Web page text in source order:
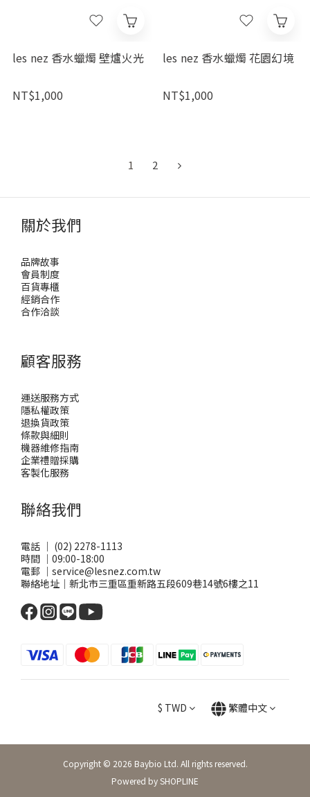
les nez 香水蠟燭 壁爐火光
NT$1,000
les nez 香水蠟燭 花園幻境
NT$1,000
1 2
關於我們
品牌故事
會員制度
百貨專櫃
經銷合作
合作洽談
顧客服務
運送服務方式
隱私權政策
退換貨政策
條款與細則
機器維修指南
企業禮贈採購
客製化服務
聯絡我們
電話 ｜ (02) 2278-1113
時間 ｜09:00-18:00
電郵 ｜service@lesnez.com.tw
聯絡地址｜新北市三重區重新路五段609巷14號6樓之11
$ TWD 繁體中文
Copyright © 2026 Baybio Ltd. All rights reserved.
Powered by SHOPLINE